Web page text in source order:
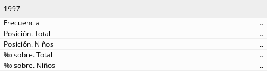
1997
..
..
..
..
..